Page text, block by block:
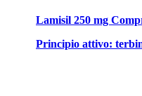
Lamisil 250 mg
Principio attivo: